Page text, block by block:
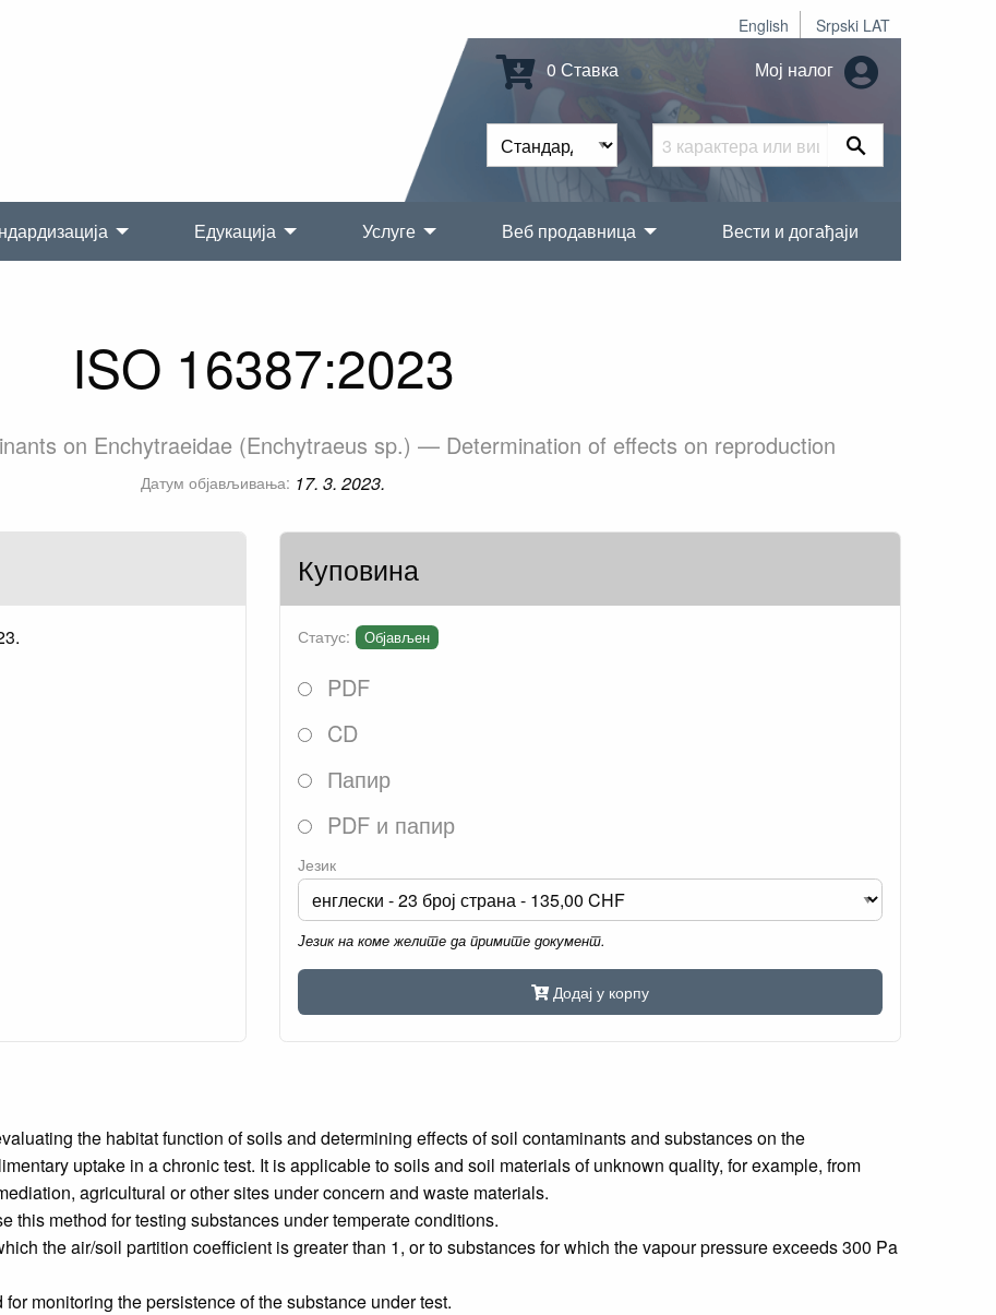
English Srpski LAT
0 Ставка Мој налог
Едукација Услуге Веб продавница Вести и догађаји
ISO 16387:2023
on Enchytraeidae (Enchytraeus sp.) — Determination of effects on reproduction
Датум објављивања: 17. 3. 2023.
Куповина
Статус: Објављен
PDF
CD
Папир
PDF и папир
Језик
Језик на коме желите да примите документ.
Додај у корпу
the habitat function of soils and determining effects of soil contaminants and substances on the
uptake in a chronic test. It is applicable to soils and soil materials of unknown quality, for example, from
agricultural or other sites under concern and waste materials.
this method for testing substances under temperate conditions.
the air/soil partition coefficient is greater than 1, or to substances for which the vapour pressure exceeds 300 Pa
monitoring the persistence of the substance under test.